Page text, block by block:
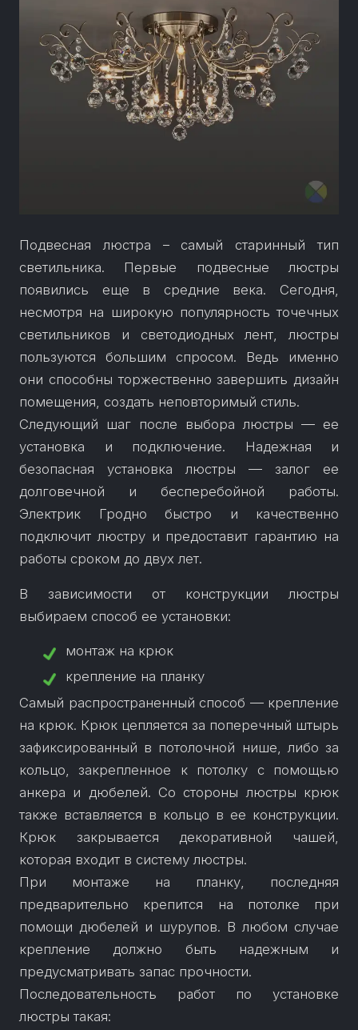
Подвесная люстра – самый старинный тип
светильника. Первые подвесные люстры
появились еще в средние века. Сегодня,
несмотря на широкую популярность точечных
светильников и светодиодных лент, люстры
пользуются большим спросом. Ведь именно
они способны торжественно завершить дизайн
помещения, создать неповторимый стиль.
Следующий шаг после выбора люстры — ее
установка и подключение. Надежная и
безопасная установка люстры — залог ее
долговечной и бесперебойной работы.
Электрик Гродно быстро и качественно
подключит люстру и предоставит гарантию на
работы сроком до двух лет.
В зависимости от конструкции люстры
выбираем способ ее установки:
монтаж на крюк
крепление на планку
Самый распространенный способ — крепление
на крюк. Крюк цепляется за поперечный штырь
зафиксированный в потолочной нише, либо за
кольцо, закрепленное к потолку с помощью
анкера и дюбелей. Со стороны люстры крюк
также вставляется в кольцо в ее конструкции.
Крюк закрывается декоративной чашей,
которая входит в систему люстры.
При монтаже на планку, последняя
предварительно крепится на потолке при
помощи дюбелей и шурупов. В любом случае
крепление должно быть надежным и
предусматривать запас прочности.
Последовательность работ по установке
люстры такая: